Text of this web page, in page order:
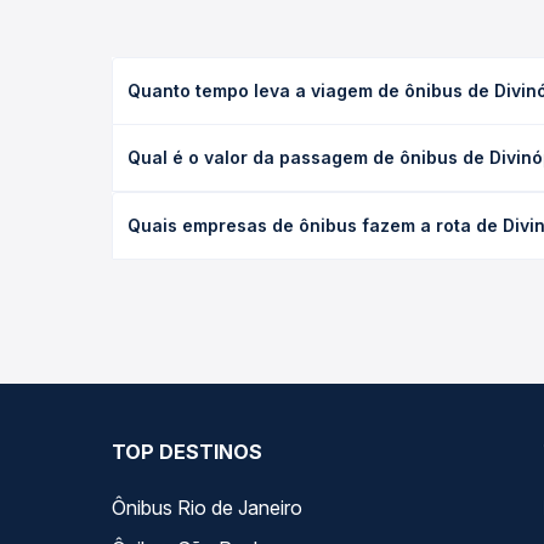
Quanto tempo leva a viagem de ônibus de
executivo ou leito) e as condições de tráfego. Na
Qual é o valor da passagem de ônibus de
de poltrona e a antecedência da compra. Na
Quais empresas de ônibus fazem a rota de
TOP DESTINOS
Ônibus Rio de Janeiro